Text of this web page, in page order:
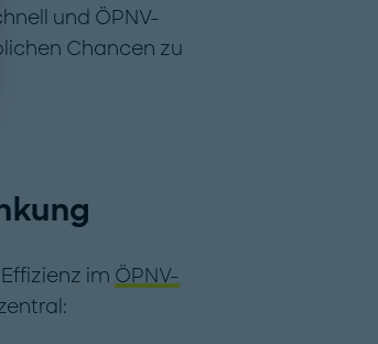
und ÖPNV-
Chancen zu
im ÖPNV-